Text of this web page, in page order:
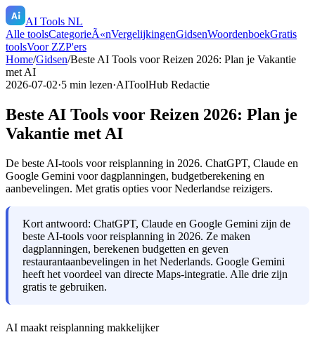
AI Tools NL
Alle toolsCategorieÃ«nVergelijkingenGidsenWoordenboekGratis
toolsVoor ZZP'ers
Home/Gidsen/Beste AI Tools voor Reizen 2026: Plan je Vakantie
met AI
2026-07-02·5 min lezen·AIToolHub Redactie
Beste AI Tools voor Reizen 2026: Plan je
Vakantie met AI
De beste AI-tools voor reisplanning in 2026. ChatGPT, Claude en
Google Gemini voor dagplanningen, budgetberekening en
aanbevelingen. Met gratis opties voor Nederlandse reizigers.
Kort antwoord: ChatGPT, Claude en Google Gemini zijn de
beste AI-tools voor reisplanning in 2026. Ze maken
dagplanningen, berekenen budgetten en geven
restaurantaanbevelingen in het Nederlands. Google Gemini
heeft het voordeel van directe Maps-integratie. Alle drie zijn
gratis te gebruiken.
AI maakt reisplanning makkelijker